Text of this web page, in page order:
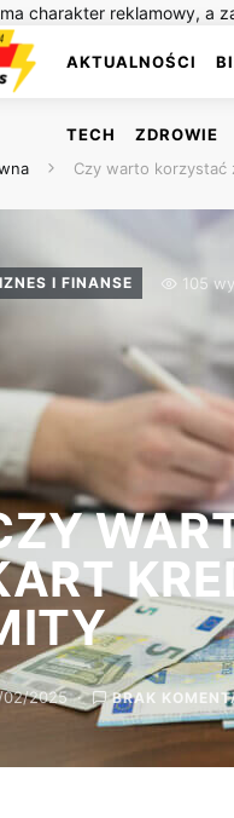
charakter reklamowy, a
AKTUALNOŚCI
TECH
ZDROWIE
Czy warto
I FINANSE 105
2025 BRAK